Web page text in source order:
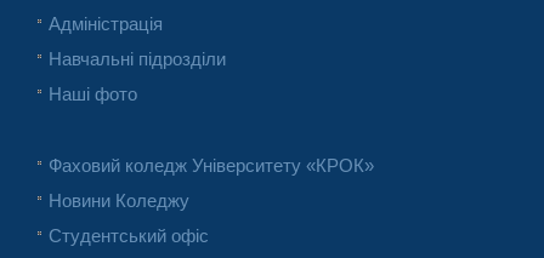
Адміністрація
Навчальні підрозділи
Наші фото
Фаховий коледж Університету «КРОК»
Новини Коледжу
Студентський офіс